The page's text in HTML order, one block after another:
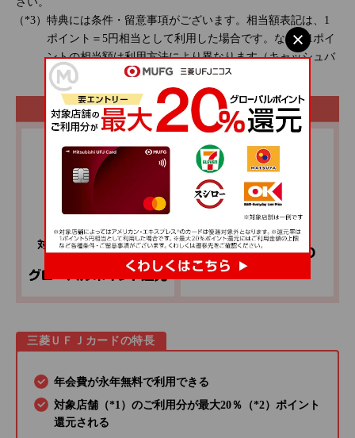
特典には条件・留意事項がございます。相当額表記は、1
ポイント＝5円相当として利用した場合です。なお、1ポイ
ントの相当額は利用方法により異なります（キャッシュバ
ックへの交換の場合、1ポイントは4円となります）。
三菱ＵＦＪカードの特長
年会費が永年無料で利用できる
対象店舗（*1）のご利用分が最大20％（*2）ポイント
還元される